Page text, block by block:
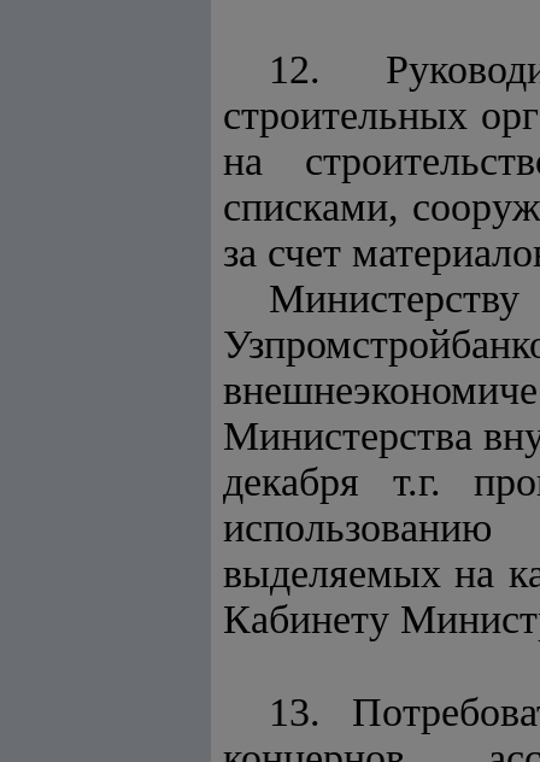
12.
строительных
на
списками,
за счет
Министерства
декабря т.г.
выделяемых на
Кабинету
13.